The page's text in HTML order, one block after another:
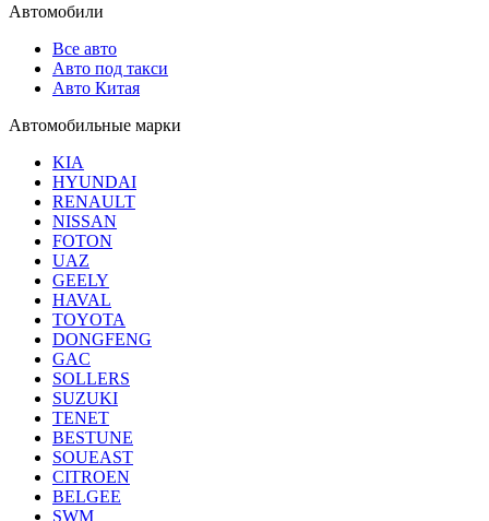
Автомобили
Все авто
Авто под такси
Авто Китая
Автомобильные марки
KIA
HYUNDAI
RENAULT
NISSAN
FOTON
UAZ
GEELY
HAVAL
TOYOTA
DONGFENG
GAC
SOLLERS
SUZUKI
TENET
BESTUNE
SOUEAST
CITROEN
BELGEE
SWM